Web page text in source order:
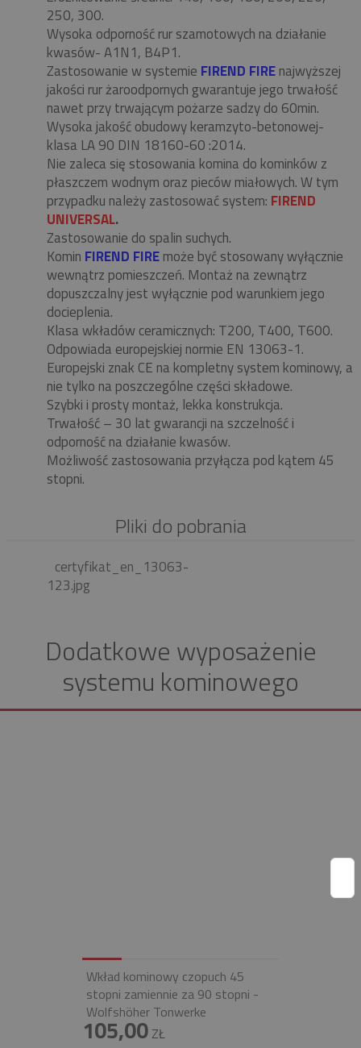
250, 300.
Wysoka odporność rur szamotowych na działanie
kwasów- A1N1, B4P1.
Zastosowanie w systemie FIREND FIREnajwyższej
jakości rur żaroodpornych gwarantuje jego trwałość
nawet przy trwającym pożarze sadzy do 60min.
Wysoka jakość obudowy keramzyto-betonowej-
klasa LA 90 DIN 18160-60 :2014.
Nie zaleca się stosowania komina do kominków z
płaszczem wodnym oraz pieców miałowych. W tym
przypadku należy zastosować system: FIREND
UNIVERSAL.
Zastosowanie do spalin suchych.
Komin FIREND FIREmoże być stosowany wyłącznie
wewnątrz pomieszczeń. Montaż na zewnątrz
dopuszczalny jest wyłącznie pod warunkiem jego
docieplenia.
Klasa wkładów ceramicznych: T200, T400, T600.
Odpowiada europejskiej normie EN 13063-1.
Europejski znak CE na kompletny system kominowy, a
nie tylko na poszczególne części składowe.
Szybki i prosty montaż, lekka konstrukcja.
Trwałość – 30 lat gwarancji na szczelność i
odporność na działanie kwasów.
Możliwość zastosowania przyłącza pod kątem 45
stopni.
Pliki do pobrania
certyfikat_en_13063-
123.jpg
Dodatkowe wyposażenie
systemu kominowego
Wkład kominowy czopuch 45
stopni zamiennie za 90 stopni -
Wolfshöher Tonwerke
105,00ZŁ